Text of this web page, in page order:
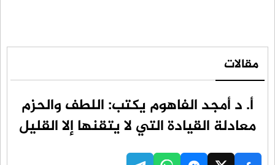
مقالات
أ. د أمجد الفاهوم يكتب: اللطف والحزم
معادلة القيادة التي لا يتقنها إلا القليل